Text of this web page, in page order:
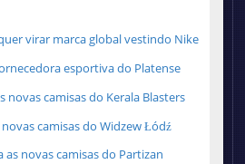
virar marca global vestindo Nike
esportiva do Platense
novas camisas do Kerala Blasters
camisas do Widzew Łódź
as novas camisas do Partizan